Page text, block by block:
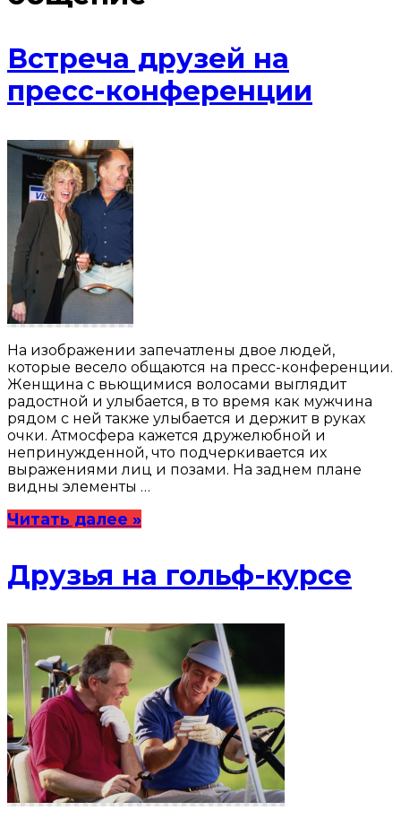
Встреча друзей на
пресс-конференции
На изображении запечатлены двое людей,
которые весело общаются на пресс-конференции.
Женщина с вьющимися волосами выглядит
радостной и улыбается, в то время как мужчина
рядом с ней также улыбается и держит в руках
очки. Атмосфера кажется дружелюбной и
непринужденной, что подчеркивается их
выражениями лиц и позами. На заднем плане
видны элементы …
Читать далее »
Друзья на гольф-курсе